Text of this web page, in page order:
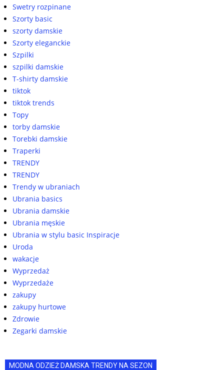
Swetry rozpinane
Szorty basic
szorty damskie
Szorty eleganckie
Szpilki
szpilki damskie
T-shirty damskie
tiktok
tiktok trends
Topy
torby damskie
Torebki damskie
Traperki
TRENDY
TRENDY
Trendy w ubraniach
Ubrania basics
Ubrania damskie
Ubrania męskie
Ubrania w stylu basic Inspiracje
Uroda
wakacje
Wyprzedaż
Wyprzedaże
zakupy
zakupy hurtowe
Zdrowie
Zegarki damskie
MODNA ODZIEŻ DAMSKA TRENDY NA SEZON